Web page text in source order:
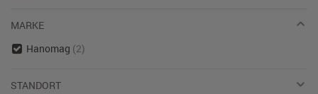
MARKE
Hanomag (2)
STANDORT